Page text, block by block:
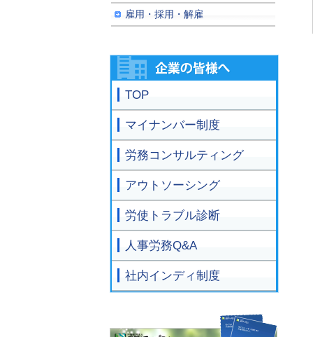
雇用・採用・解雇
TOP
マイナンバー制度
労務コンサルティング
アウトソーシング
労使トラブル診断
人事労務Q&A
社内インディ制度